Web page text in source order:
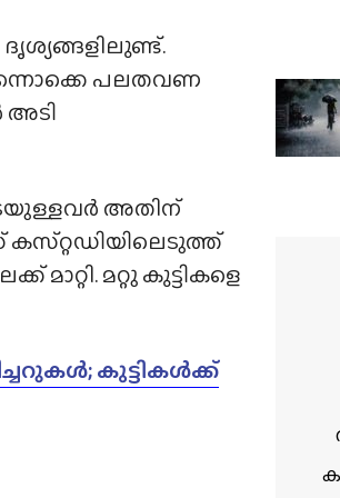
ദൃശ്യങ്ങളിലുണ്ട്.
എന്നൊക്കെ പലതവണ
അടി
അതിന്
കസ്‌റ്റഡിയിലെടുത്ത്
മറ്റു കുട്ടികളെ
കുട്ടികൾക്ക്